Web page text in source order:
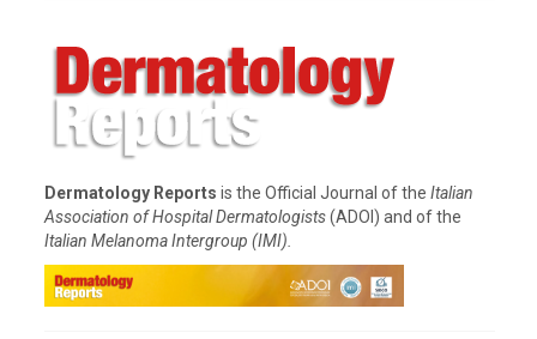
Dermatology Reports is the Official Journal of the Italian
Association of Hospital Dermatologists(ADOI) and of the
Italian Melanoma Intergroup (IMI).